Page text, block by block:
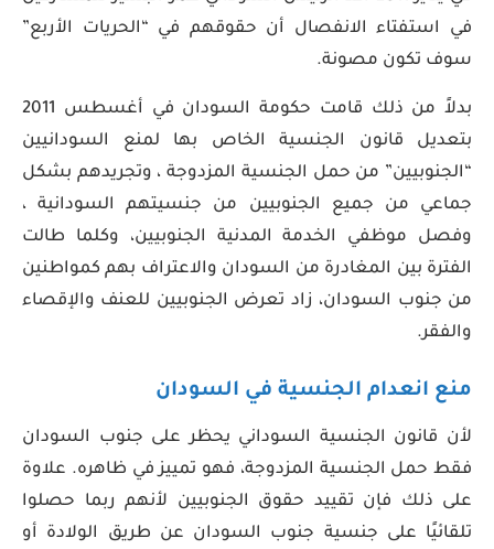
في استفتاء الانفصال أن حقوقهم في “الحريات الأربع”
سوف تكون مصونة.
بدلاً من ذلك قامت حكومة السودان في أغسطس 2011
بتعديل قانون الجنسية الخاص بها لمنع السودانيين
“الجنوبيين” من حمل الجنسية المزدوجة ، وتجريدهم بشكل
جماعي من جميع الجنوبيين من جنسيتهم السودانية ،
وفصل موظفي الخدمة المدنية الجنوبيين، وكلما طالت
الفترة بين المغادرة من السودان والاعتراف بهم كمواطنين
من جنوب السودان، زاد تعرض الجنوبيين للعنف والإقصاء
والفقر.
منع انعدام الجنسية في السودان
لأن قانون الجنسية السوداني يحظر على جنوب السودان
فقط حمل الجنسية المزدوجة، فهو تمييز في ظاهره. علاوة
على ذلك فإن تقييد حقوق الجنوبيين لأنهم ربما حصلوا
تلقائيًا على جنسية جنوب السودان عن طريق الولادة أو